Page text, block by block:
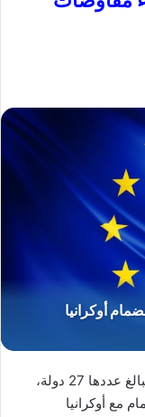
صوتت الدول الأعضاء في الاتحاد الأوروبي، البالغ عددها 27 دولة،
مع أوكرانيا